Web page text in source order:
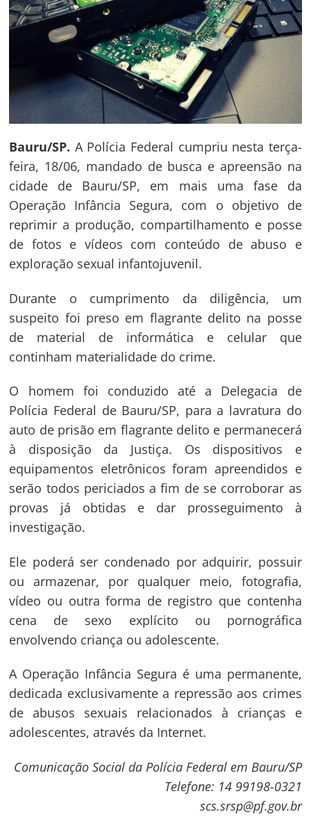
Bauru/SP. A Polícia Federal cumpriu nesta terça-
feira, 18/06, mandado de busca e apreensão na
cidade de Bauru/SP, em mais uma fase da
Operação Infância Segura, com o objetivo de
reprimir a produção, compartilhamento e posse
de fotos e vídeos com conteúdo de abuso e
exploração sexual infantojuvenil.
Durante o cumprimento da diligência, um
suspeito foi preso em flagrante delito na posse
de material de informática e celular que
continham materialidade do crime.
O homem foi conduzido até a Delegacia de
Polícia Federal de Bauru/SP, para a lavratura do
auto de prisão em flagrante delito e permanecerá
à disposição da Justiça. Os dispositivos e
equipamentos eletrônicos foram apreendidos e
serão todos periciados a fim de se corroborar as
provas já obtidas e dar prosseguimento à
investigação.
Ele poderá ser condenado por adquirir, possuir
ou armazenar, por qualquer meio, fotografia,
vídeo ou outra forma de registro que contenha
cena de sexo explícito ou pornográfica
envolvendo criança ou adolescente.
A Operação Infância Segura é uma permanente,
dedicada exclusivamente a repressão aos crimes
de abusos sexuais relacionados à crianças e
adolescentes, através da Internet.
Comunicação Social da Polícia Federal em Bauru/SP
Telefone: 14 99198-0321
scs.srsp@pf.gov.br
Navegação
de
Post